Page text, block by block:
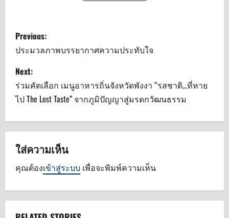
P
o
s
t
n
a
v
g
Previous:
ประมวลภาพบรรยากาศความประทับใจ
Next:
ร่วมคัดเลือก เมนูอาหารถิ่นจังหวัดพังงา “รสชาติ…ที่หาย
ไป The Lost Taste” จากภูมิปัญญาสู่มรดกวัฒนธรรม
ใส่ความเห็น
คุณต้องเข้าสู่ระบบ เพื่อจะพิมพ์ความเห็น